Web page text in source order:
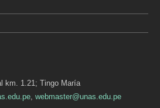
km. 1.21; Tingo María
, webmaster@unas.edu.pe